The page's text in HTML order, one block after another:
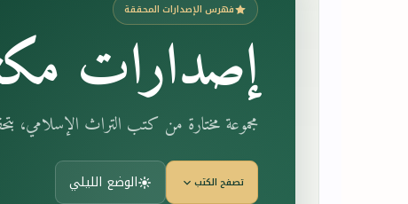
فهرس الإصدارات المحققة
إصدارات
مجموعة مختارة من كتب التراث الإسلامي،
تصفح الكتب الوضع الليلي